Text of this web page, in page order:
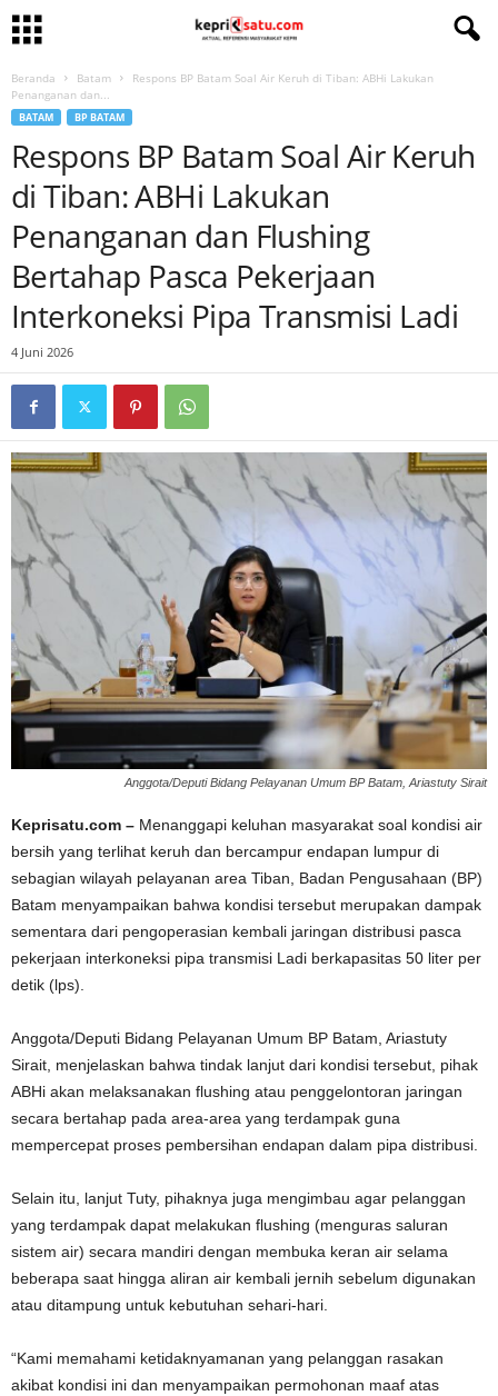
Beranda Batam
Respons BP Batam Soal Air Keruh di Tiban: ABHi Lakukan
Penanganan dan...
BATAM BP BATAM
Respons BP Batam Soal Air Keruh
di Tiban: ABHi Lakukan
Penanganan dan Flushing
Bertahap Pasca Pekerjaan
Interkoneksi Pipa Transmisi Ladi
4 Juni 2026
Anggota/Deputi Bidang Pelayanan Umum BP Batam, Ariastuty Sirait
Keprisatu.com – Menanggapi keluhan masyarakat soal kondisi air
bersih yang terlihat keruh dan bercampur endapan lumpur di
sebagian wilayah pelayanan area Tiban, Badan Pengusahaan (BP)
Batam menyampaikan bahwa kondisi tersebut merupakan dampak
sementara dari pengoperasian kembali jaringan distribusi pasca
pekerjaan interkoneksi pipa transmisi Ladi berkapasitas 50 liter per
detik (lps).
Anggota/Deputi Bidang Pelayanan Umum BP Batam, Ariastuty
Sirait, menjelaskan bahwa tindak lanjut dari kondisi tersebut, pihak
ABHi akan melaksanakan flushing atau penggelontoran jaringan
secara bertahap pada area-area yang terdampak guna
mempercepat proses pembersihan endapan dalam pipa distribusi.
Selain itu, lanjut Tuty, pihaknya juga mengimbau agar pelanggan
yang terdampak dapat melakukan flushing (menguras saluran
sistem air) secara mandiri dengan membuka keran air selama
beberapa saat hingga aliran air kembali jernih sebelum digunakan
atau ditampung untuk kebutuhan sehari-hari.
“Kami memahami ketidaknyamanan yang pelanggan rasakan
akibat kondisi ini dan menyampaikan permohonan maaf atas